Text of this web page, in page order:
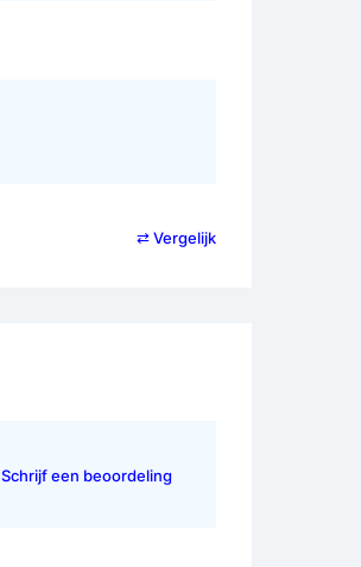
⇄ Vergelijk
Schrijf een beoordeling